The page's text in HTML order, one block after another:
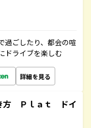
過ごしたり、都会の喧
ドライブを楽しむ
詳細を見る
方 Ｐｌａｔ ドイ